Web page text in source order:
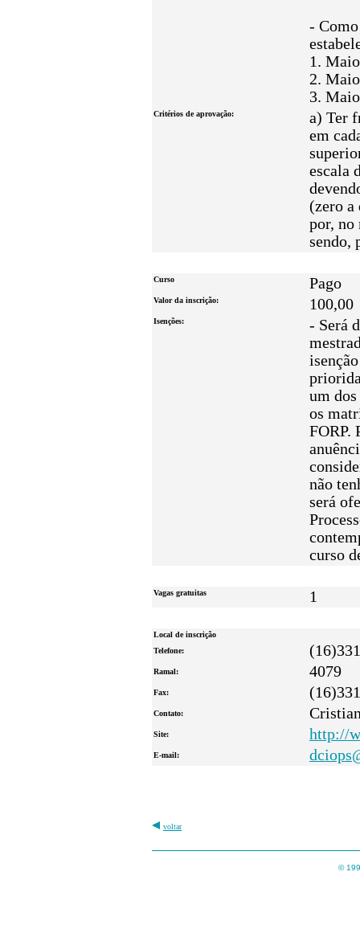
-
1.
2.
3.
Critérios de aprovação:
a) Ter
em
escala
(zero a
por, no
sendo,
Curso Pago
Valor da inscrição: 100,00
Isenções:
- Será
um
os
FORP.
não
será
curso
Vagas gratuitas 1
Local de inscrição
Telefone:
Ramal: 4079
Fax:
Contato:
Site: http://
E-mail:
voltar
©